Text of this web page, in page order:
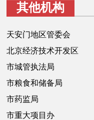
DEUTSCH
ITALIANO
其他机构
天安门地区管委会
北京经济技术开发区
市城管执法局
市粮食和储备局
市药监局
市重大项目办